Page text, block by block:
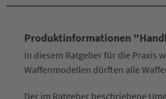
Produktinformationen
In diesem Ratgeber für die Praxis
Waffenmodellen dürften alle
Der im Ratgeber beschriebene